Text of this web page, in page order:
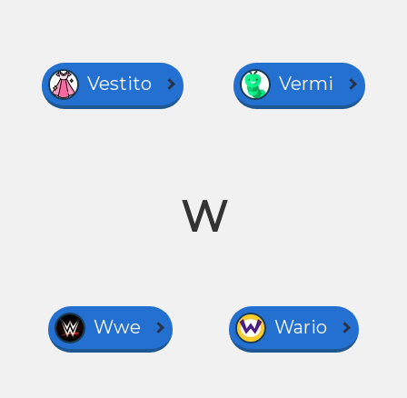
Vestito Vermi
W
Wwe Wario